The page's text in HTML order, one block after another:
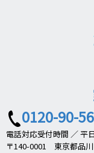
0120-90-
電話対応受付時間 ／ 平
〒140-0001 東京都品